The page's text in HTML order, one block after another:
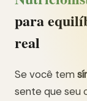
para
real
Se você tem
sente que seu